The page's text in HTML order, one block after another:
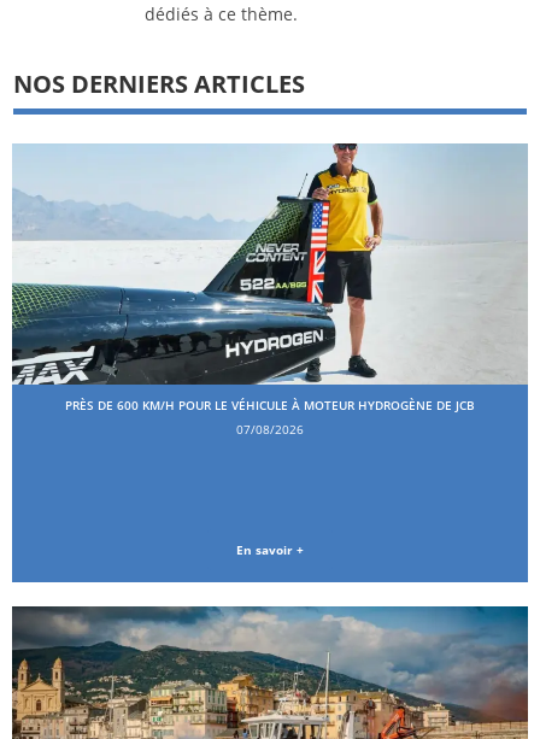
dédiés à ce thème.
NOS DERNIERS ARTICLES
PRÈS DE 600 KM/H POUR LE VÉHICULE À MOTEUR HYDROGÈNE DE JCB
07/08/2026
En savoir +